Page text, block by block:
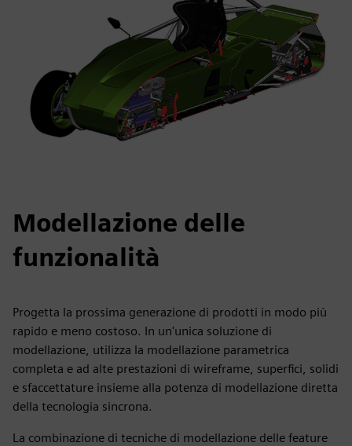
Modellazione delle
funzionalità
Progetta la prossima generazione di prodotti in modo più
rapido e meno costoso. In un'unica soluzione di
modellazione, utilizza la modellazione parametrica
completa e ad alte prestazioni di wireframe, superfici, solidi
e sfaccettature insieme alla potenza di modellazione diretta
della tecnologia sincrona.
La combinazione di tecniche di modellazione delle feature